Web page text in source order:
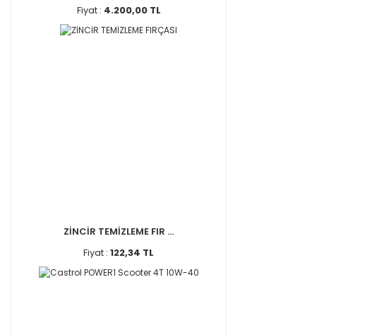
Fiyat : 4.200,00 TL
ZİNCİR TEMİZLEME FIR ...
Fiyat : 122,34 TL